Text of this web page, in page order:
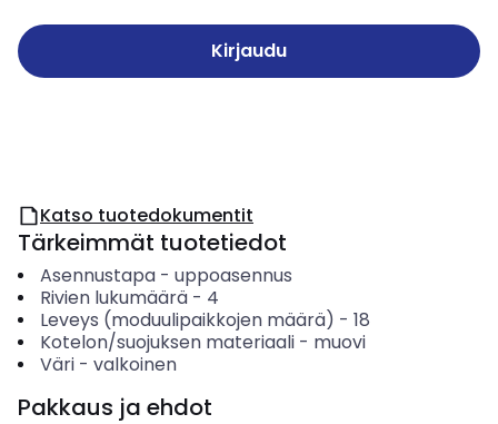
Kirjaudu
Katso tuotedokumentit
Tärkeimmät tuotetiedot
Asennustapa- uppoasennus
Rivien lukumäärä- 4
Leveys (moduulipaikkojen määrä) - 18
Kotelon/suojuksen materiaali- muovi
Väri- valkoinen
Pakkaus ja ehdot